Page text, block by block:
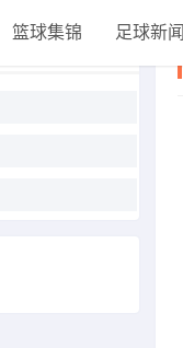
篮球集锦 足球新闻